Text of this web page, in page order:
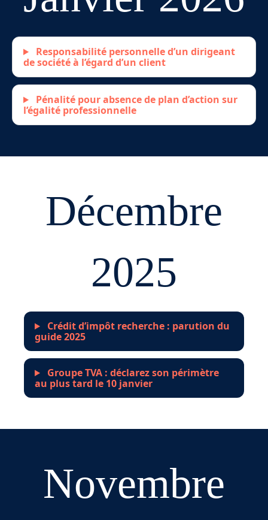
Responsabilité personnelle d’un dirigeant
de société à l’égard d’un client
Pénalité pour absence de plan d’action sur
l’égalité professionnelle
Décembre
2025
Crédit d’impôt recherche : parution du
guide 2025
Groupe TVA : déclarez son périmètre
au plus tard le 10 janvier
Novembre